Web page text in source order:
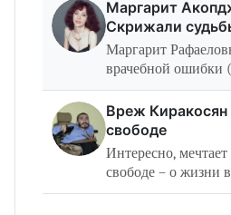
направлениях:
архитектура,
Михаил Киракосян
октября…
Маргарит
Скрижали
Маргарит
врачебной ошибки
позвонков)
первой группы.
она проводит в
Она…
Вреж
свободе
Интересно,
свободе – о жизни
Наверное, нет…